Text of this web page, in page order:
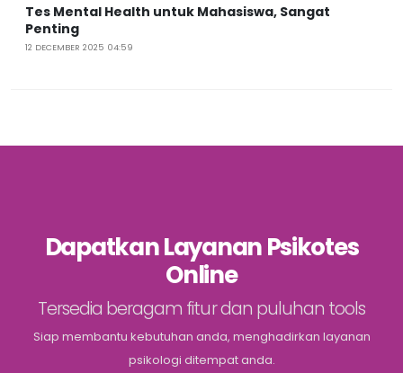
Tes Mental Health untuk Mahasiswa, Sangat
Penting
12 DECEMBER 2025 04:59
Dapatkan Layanan Psikotes
Online
Tersedia beragam fitur dan puluhan tools
Siap membantu kebutuhan anda, menghadirkan layanan
psikologi ditempat anda.